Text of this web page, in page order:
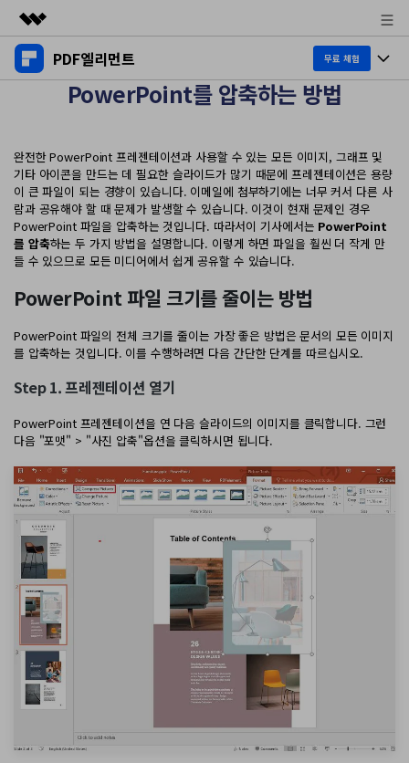
주요 제품
AIGC 크리에이티비티
솔루션
회사 소개
뉴스룸
플랜 및 가격
도움말 센터
PDF엘리먼트 무료 체험
제품 투어
데스크탑
Windows용
Mac용
모바일 앱
iPhone/iPad용
클라우드
문서 클라우드
PDF 온라인 도구
PDF JPG 변환
PDF PPT 변환
PDF 압축
기타 온라인 도구
제품 기능
교육용
PDF 읽기
PDF 주석 달기
PDF 생성
PDF 병합
개인용
PDF 변환
PDF 압축
전문용
PDF 서명
PDF OCR
AI PDF
PDF와 채팅하기
AI PDF 요약기
AI 문법 검사기
이미지와 채팅하기
AI 콘텐츠 탐지기
AI PDF 재작성
AI PDF 설명
AI 지원 센터
비즈니스
리소스
최신 버전 업그레이드
PDFelement 자료실
고객 지원
도움말 센터
구독 취소
유튜브
네이버 블로그
무료 다운로드
로그인
검색
PowerPoint를 압축하는 방법
완전한 PowerPoint 프레젠테이션과 사용할 수 있는 모든 이미지, 그래프 및
기타 아이콘을 만드는 데 필요한 슬라이드가 많기 때문에 프레젠테이션은 용량
이 큰 파일이 되는 경향이 있습니다. 이메일에 첨부하기에는 너무 커서 다른 사
람과 공유해야 할 때 문제가 발생할 수 있습니다. 이것이 현재 문제인 경우
PowerPoint 파일을 압축하는 것입니다. 따라서이 기사에서는 PowerPoint
를 압축하는 두 가지 방법을 설명합니다. 이렇게 하면 파일을 훨씬 더 작게 만
들 수 있으므로 모든 미디어에서 쉽게 공유할 수 있습니다.
PowerPoint 파일 크기를 줄이는 방법
PowerPoint 파일의 전체 크기를 줄이는 가장 좋은 방법은 문서의 모든 이미지
를 압축하는 것입니다. 이를 수행하려면 다음 간단한 단계를 따르십시오.
Step 1. 프레젠테이션 열기
PowerPoint 프레젠테이션을 연 다음 슬라이드의 이미지를 클릭합니다. 그런
다음 "포맷" > "사진 압축"옵션을 클릭하시면 됩니다.